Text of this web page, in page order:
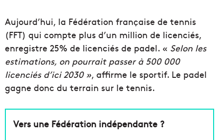
Aujourd’hui, la Fédération française de tennis
(FFT) qui compte plus d’un million de licenciés,
enregistre 25% de licenciés de padel. « Selon les
estimations, on pourrait passer à 500 000
licenciés d’ici 2030 », affirme le sportif. Le padel
gagne donc du terrain sur le tennis.
Vers une Fédération indépendante ?